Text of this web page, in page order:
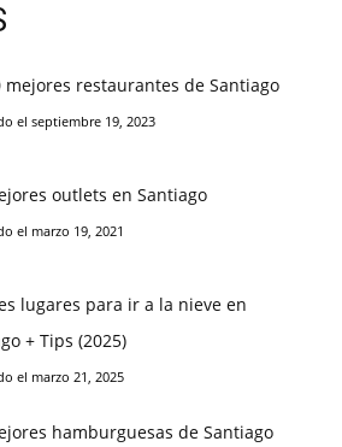
mejores restaurantes de Santiago
el septiembre 19, 2023
outlets en Santiago
el marzo 19, 2021
lugares para ir a la nieve en
+ Tips (2025)
el marzo 21, 2025
hamburguesas de Santiago